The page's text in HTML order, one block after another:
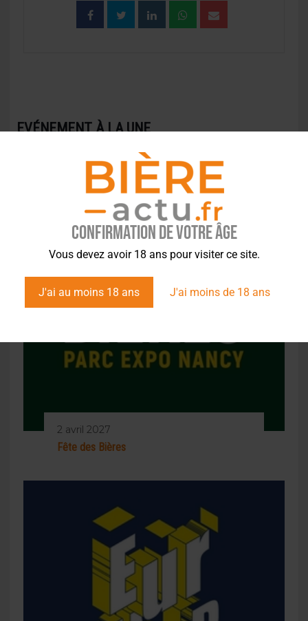
Confirmation de votre âge
Vous devez avoir 18 ans pour visiter ce site.
J'ai au moins 18 ans J'ai moins de 18 ans
EVÉNEMENT À LA UNE
2 avril 2027
Fête des Bières